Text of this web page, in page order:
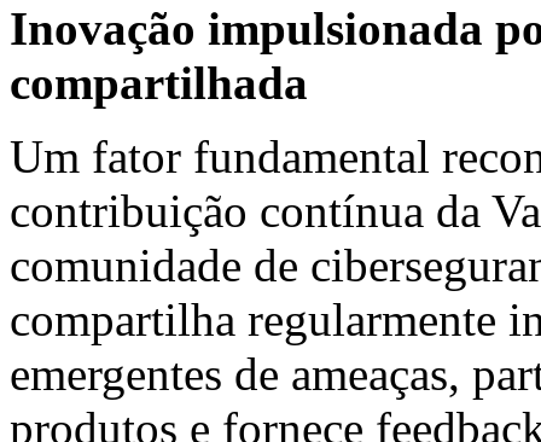
Inovação impulsionada
compartilhada
Um fator fundamental
contribuição contínua da
comunidade de
compartilha regularmente
emergentes de ameaças,
produtos e fornece